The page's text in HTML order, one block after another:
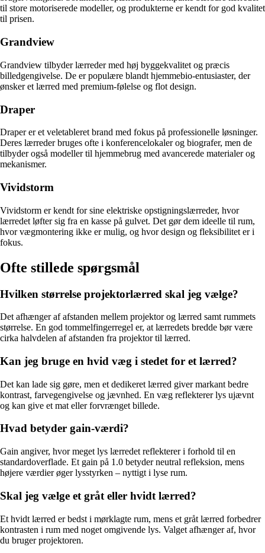
til store motoriserede modeller, og produkterne er kendt for god kvalitet
til prisen.
Grandview
Grandview tilbyder lærreder med høj byggekvalitet og præcis
billedgengivelse. De er populære blandt hjemmebio-entusiaster, der
ønsker et lærred med premium-følelse og flot design.
Draper
Draper er et veletableret brand med fokus på professionelle løsninger.
Deres lærreder bruges ofte i konferencelokaler og biografer, men de
tilbyder også modeller til hjemmebrug med avancerede materialer og
mekanismer.
Vividstorm
Vividstorm er kendt for sine elektriske opstigningslærreder, hvor
lærredet løfter sig fra en kasse på gulvet. Det gør dem ideelle til rum,
hvor vægmontering ikke er mulig, og hvor design og fleksibilitet er i
fokus.
Ofte stillede spørgsmål
Hvilken størrelse projektorlærred skal jeg vælge?
Det afhænger af afstanden mellem projektor og lærred samt rummets
størrelse. En god tommelfingerregel er, at lærredets bredde bør være
cirka halvdelen af afstanden fra projektor til lærred.
Kan jeg bruge en hvid væg i stedet for et lærred?
Det kan lade sig gøre, men et dedikeret lærred giver markant bedre
kontrast, farvegengivelse og jævnhed. En væg reflekterer lys ujævnt
og kan give et mat eller forvrænget billede.
Hvad betyder gain-værdi?
Gain angiver, hvor meget lys lærredet reflekterer i forhold til en
standardoverflade. Et gain på 1.0 betyder neutral refleksion, mens
højere værdier øger lysstyrken – nyttigt i lyse rum.
Skal jeg vælge et gråt eller hvidt lærred?
Et hvidt lærred er bedst i mørklagte rum, mens et gråt lærred forbedrer
kontrasten i rum med noget omgivende lys. Valget afhænger af, hvor
du bruger projektoren.